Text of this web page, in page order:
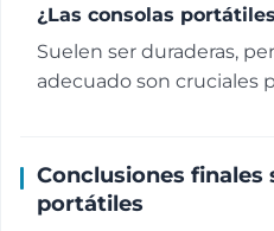
¿Las consolas
Suelen ser duraderas,
adecuado son cruciales
Conclusiones finales
portátiles